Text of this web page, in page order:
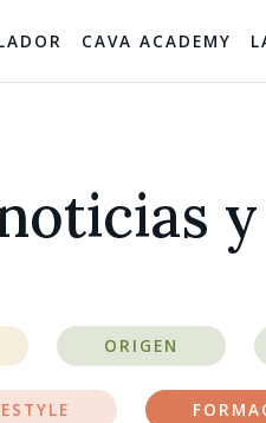
CAVA ACADEMY
ORIGEN